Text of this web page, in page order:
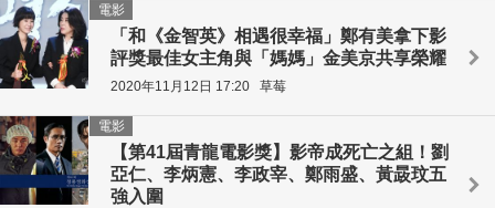
「和《金智英》相遇很幸福」鄭有美拿下影
評獎最佳女主角與「媽媽」金美京共享榮耀
電影
2020年11月12日 17:20 草莓
【第41屆青龍電影獎】影帝成死亡之組！劉
亞仁、李炳憲、李政宰、鄭雨盛、黃晸玟五
強入圍
電影